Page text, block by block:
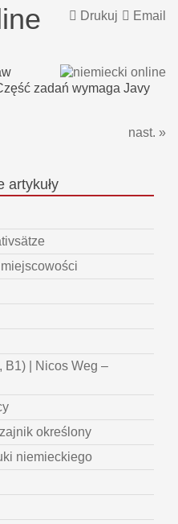
Email
Drukuj
zadań wymaga Javy
nast. »
artykuły
B1) | Nicos Weg –
określony
niemieckiego